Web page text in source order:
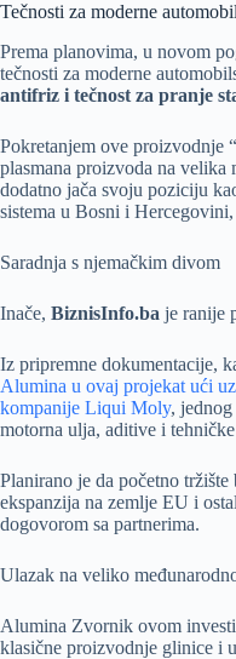
Tečnosti za moderne
Prema planovima, u novom
tečnosti za moderne
antifriz i tečnost za pranje
Pokretanjem ove proizvodnje
plasmana proizvoda na velika
dodatno jača svoju poziciju
sistema u Bosni i
Saradnja s njemačkim divom
Inače, BiznisInfo.ba je ranije
Iz pripremne dokumentacije,
Alumina u ovaj projekat ući
kompanije Liqui Moly,
motorna ulja, aditive i
Planirano je da početno
ekspanzija na zemlje EU i
dogovorom sa partnerima.
Ulazak na veliko
Alumina Zvornik ovom
klasične proizvodnje glinice i